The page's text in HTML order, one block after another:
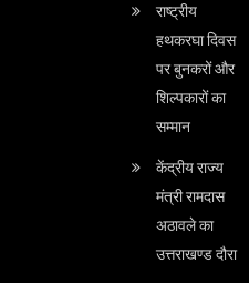
राष्ट्रीय
हथकरघा दिवस
पर बुनकरों और
शिल्पकारों का
सम्मान
केंद्रीय राज्य
मंत्री रामदास
अठावले का
उत्तराखण्ड दौरा